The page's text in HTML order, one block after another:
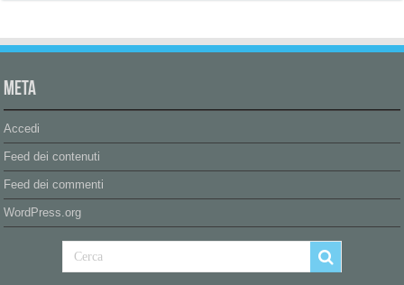
Meta
Accedi
Feed dei contenuti
Feed dei commenti
WordPress.org